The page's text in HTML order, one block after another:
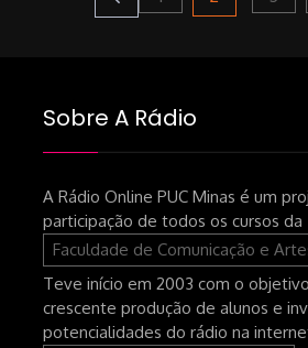
de
posts
Sobre A Rádio
A Rádio Online PUC Minas é um
participação de todos os cursos da
Faculdade de Comunicação e
Teve início em 2003 com o
crescente produção de alunos e
potencialidades do rádio na